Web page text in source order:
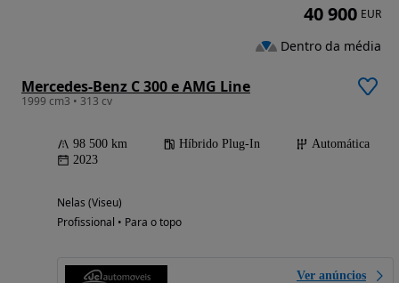
Mercedes-Benz C 300 e AMG Line
1999 cm3 • 313 cv
98 500 km Híbrido Plug-In
Automática
2023
Nelas (Viseu)
Profissional • Para o topo
Ver anúncios
40 900 EUR
Dentro da média